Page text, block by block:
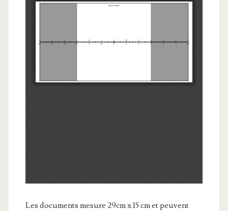
Les documents mesure 29cm x 15 cm et peuvent